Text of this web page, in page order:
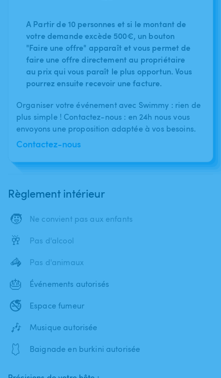
A Partir de 10 personnes et si le montant de
votre demande excède 500€, un bouton
"Faire une offre" apparaît et vous permet de
faire une offre directement au propriétaire
au prix qui vous paraît le plus opportun. Vous
pourrez ensuite recevoir une facture.
Organiser votre événement avec Swimmy : rien de
plus simple ! Contactez-nous : en 24h nous vous
envoyons une proposition adaptée à vos besoins.
Contactez-nous
Règlement intérieur
🧒 Ne convient pas aux enfants
🥂 Pas d'alcool
🦓 Pas d'animaux
🎂 Événements autorisés
🚭 Espace fumeur
🎶 Musique autorisée
🩱 Baignade en burkini autorisée